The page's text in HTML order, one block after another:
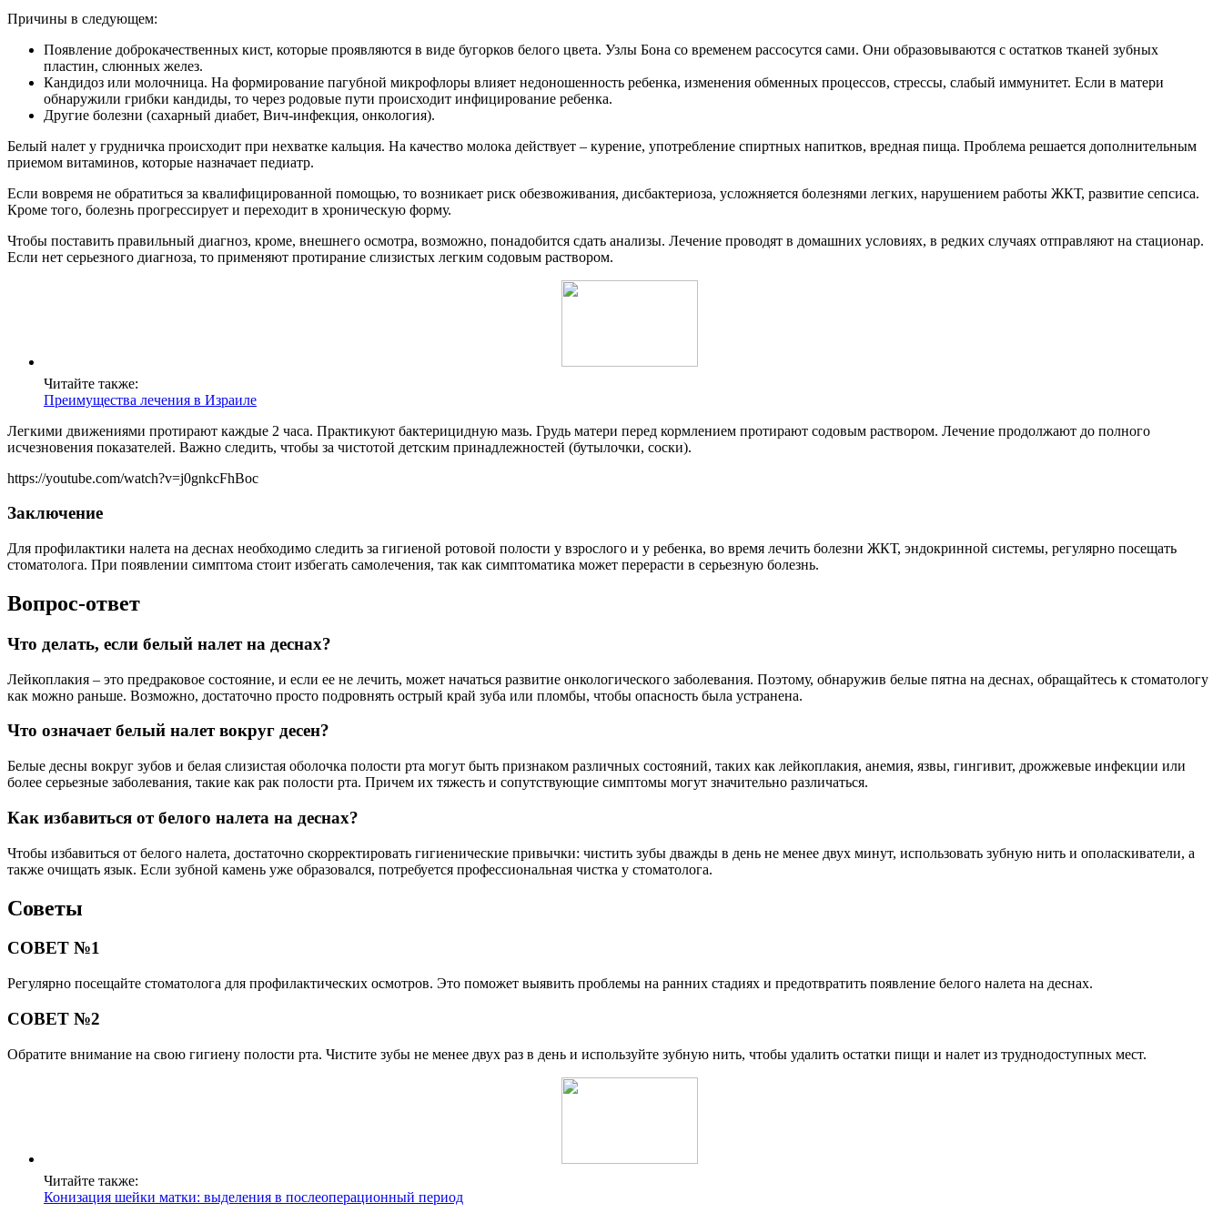
Причины в следующем:
Появление доброкачественных кист, которые проявляются в виде бугорков белого цвета. Узлы Бона со временем рассосутся сами. Они образовываются с остатков тканей зубных
пластин, слюнных желез.
Кандидоз или молочница. На формирование пагубной микрофлоры влияет недоношенность ребенка, изменения обменных процессов, стрессы, слабый иммунитет. Если в матери
обнаружили грибки кандиды, то через родовые пути происходит инфицирование ребенка.
Другие болезни (сахарный диабет, Вич-инфекция, онкология).
Белый налет у грудничка происходит при нехватке кальция. На качество молока действует – курение, употребление спиртных напитков, вредная пища. Проблема решается дополнительным
приемом витаминов, которые назначает педиатр.
Если вовремя не обратиться за квалифицированной помощью, то возникает риск обезвоживания, дисбактериоза, усложняется болезнями легких, нарушением работы ЖКТ, развитие сепсиса.
Кроме того, болезнь прогрессирует и переходит в хроническую форму.
Чтобы поставить правильный диагноз, кроме, внешнего осмотра, возможно, понадобится сдать анализы. Лечение проводят в домашних условиях, в редких случаях отправляют на стационар.
Если нет серьезного диагноза, то применяют протирание слизистых легким содовым раствором.
Читайте также:
Преимущества лечения в Израиле
Легкими движениями протирают каждые 2 часа. Практикуют бактерицидную мазь. Грудь матери перед кормлением протирают содовым раствором. Лечение продолжают до полного
исчезновения показателей. Важно следить, чтобы за чистотой детским принадлежностей (бутылочки, соски).
https://youtube.com/watch?v=j0gnkcFhBoc
Заключение
Для профилактики налета на деснах необходимо следить за гигиеной ротовой полости у взрослого и у ребенка, во время лечить болезни ЖКТ, эндокринной системы, регулярно посещать
стоматолога. При появлении симптома стоит избегать самолечения, так как симптоматика может перерасти в серьезную болезнь.
Вопрос-ответ
Что делать, если белый налет на деснах?
Лейкоплакия – это предраковое состояние, и если ее не лечить, может начаться развитие онкологического заболевания. Поэтому, обнаружив белые пятна на деснах, обращайтесь к стоматологу
как можно раньше. Возможно, достаточно просто подровнять острый край зуба или пломбы, чтобы опасность была устранена.
Что означает белый налет вокруг десен?
Белые десны вокруг зубов и белая слизистая оболочка полости рта могут быть признаком различных состояний, таких как лейкоплакия, анемия, язвы, гингивит, дрожжевые инфекции или
более серьезные заболевания, такие как рак полости рта. Причем их тяжесть и сопутствующие симптомы могут значительно различаться.
Как избавиться от белого налета на деснах?
Чтобы избавиться от белого налета, достаточно скорректировать гигиенические привычки: чистить зубы дважды в день не менее двух минут, использовать зубную нить и ополаскиватели, а
также очищать язык. Если зубной камень уже образовался, потребуется профессиональная чистка у стоматолога.
Советы
СОВЕТ №1
Регулярно посещайте стоматолога для профилактических осмотров. Это поможет выявить проблемы на ранних стадиях и предотвратить появление белого налета на деснах.
СОВЕТ №2
Обратите внимание на свою гигиену полости рта. Чистите зубы не менее двух раз в день и используйте зубную нить, чтобы удалить остатки пищи и налет из труднодоступных мест.
Читайте также:
Конизация шейки матки: выделения в послеоперационный период